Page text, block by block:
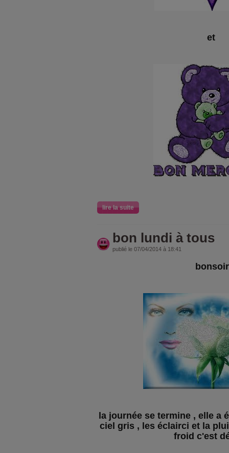
et
lire la suite
bon lundi à tous
publié le 07/04/2014 à 18:41
bonsoir
la journée se termine , elle a
ciel gris , les éclairci et la
froid c'est